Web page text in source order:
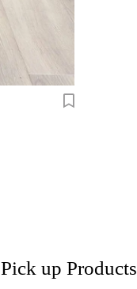
Pick up Products